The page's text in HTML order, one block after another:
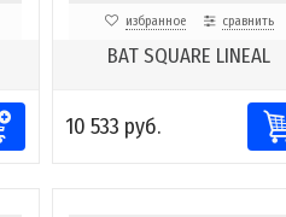
избранное сравнить
BAT SQUARE LINEAL
10 533 руб.